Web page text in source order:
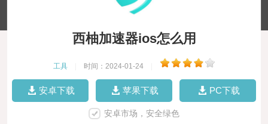
西柚加速器ios怎么用
工具 时间：2024-01-24
安卓下载 苹果下载 PC下载
安卓市场，安全绿色